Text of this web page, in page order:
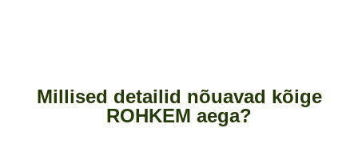
Millised detailid nõuavad kõige
ROHKEM aega?